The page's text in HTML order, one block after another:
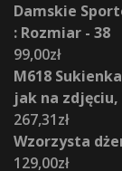
Damskie
: Rozmiar - 38
99,00zł
M618
jak na zdjęciu,
267,31zł
Wzorzysta
129,00zł